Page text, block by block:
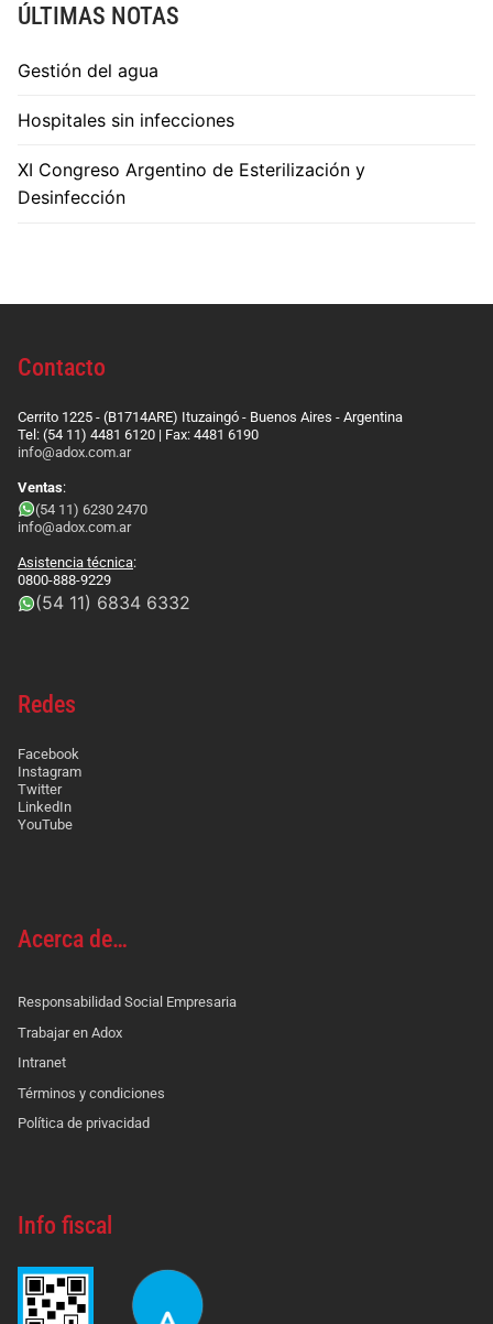
ÚLTIMAS NOTAS
Gestión del agua
Hospitales sin infecciones
XI Congreso Argentino de Esterilización y
Desinfección
Contacto
Cerrito 1225 - (B1714ARE) Ituzaingó - Buenos Aires - Argentina
Tel: (54 11) 4481 6120 | Fax: 4481 6190
info@adox.com.ar
Ventas:
(54 11) 6230 2470
info@adox.com.ar
Asistencia técnica:
0800-888-9229
(54 11) 6834 6332
Redes
Facebook
Instagram
Twitter
LinkedIn
YouTube
Acerca de…
Responsabilidad Social Empresaria
Trabajar en Adox
Intranet
Términos y condiciones
Política de privacidad
Info fiscal